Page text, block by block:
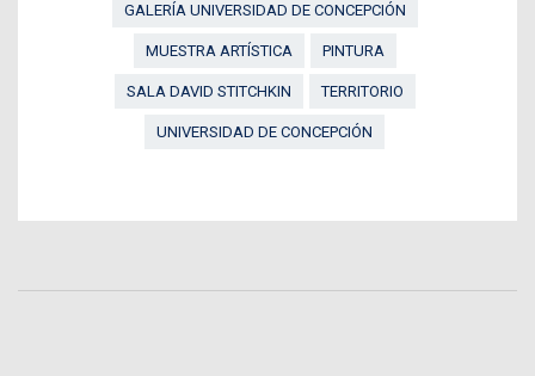
GALERÍA UNIVERSIDAD DE CONCEPCIÓN
MUESTRA ARTÍSTICA PINTURA
SALA DAVID STITCHKIN TERRITORIO
UNIVERSIDAD DE CONCEPCIÓN